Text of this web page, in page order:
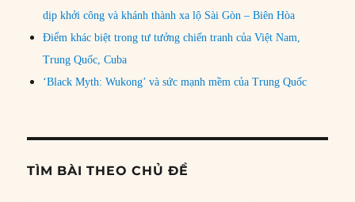
dịp khởi công và khánh thành xa lộ Sài Gòn – Biên Hòa
Điểm khác biệt trong tư tưởng chiến tranh của Việt Nam,
Trung Quốc, Cuba
‘Black Myth: Wukong’ và sức mạnh mềm của Trung Quốc
TÌM BÀI THEO CHỦ ĐỀ